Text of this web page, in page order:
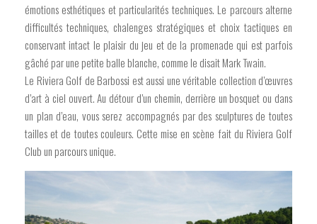
émotions esthétiques et particularités techniques. Le parcours alterne
difficultés techniques, chalenges stratégiques et choix tactiques en
conservant intact le plaisir du jeu et de la promenade qui est parfois
gâché par une petite balle blanche, comme le disait Mark Twain.
Le Riviera Golf de Barbossi est aussi une véritable collection d’œuvres
d’art à ciel ouvert. Au détour d’un chemin, derrière un bosquet ou dans
un plan d’eau, vous serez accompagnés par des sculptures de toutes
tailles et de toutes couleurs. Cette mise en scène fait du Riviera Golf
Club un parcours unique.